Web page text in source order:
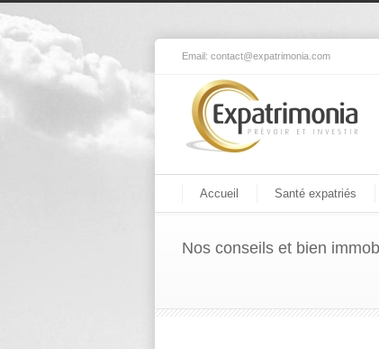
Email: contact@expatrimonia.com
Accueil Santé expatriés
Nos conseils et bien